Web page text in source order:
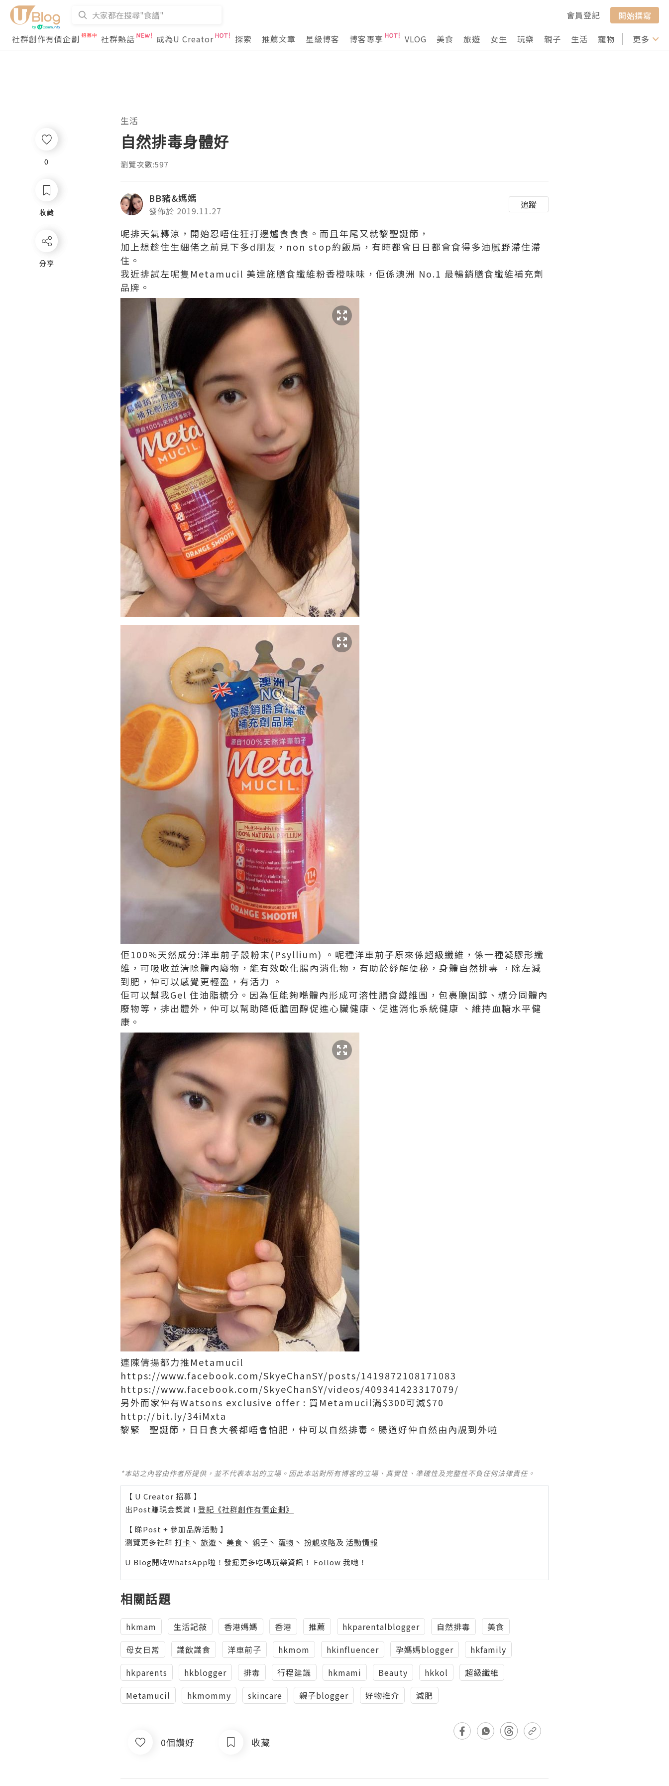
會員登記
開始撰寫
社群創作有價企劃
社群熱話 成為U Creator 探索 推薦文章 星級博客 博客專享 VLOG 美食 旅遊 女生 玩樂 親子 生活 寵物 行山 打卡
更多
0
收藏
分享
生活
自然排毒身體好
瀏覽次數:597
BB豬&媽媽
發佈於 2019.11.27
追蹤
呢排天氣轉涼，開始忍唔住狂打邊爐食食食。而且年尾又就黎聖誕節，
加上想趁住生細佬之前見下多d朋友，non stop約飯局，有時都會日日都會食得多油膩野滯住滯
住。
我近排試左呢隻Metamucil 美達施膳食纖維粉香橙味味，佢係澳洲 No.1 最暢銷膳食纖維補充劑
品牌。
佢100%天然成分:洋車前子殼粉末(Psyllium) 。呢種洋車前子原來係超級纖維，係一種凝膠形纖
維，可吸收並清除體內廢物，能有效軟化腸內消化物，有助於紓解便秘，身體自然排毒 ，除左減
到肥，仲可以感覺更輕盈，有活力 。
佢可以幫我Gel 住油脂糖分。因為佢能夠喺體內形成可溶性膳食纖維團，包裹膽固醇、糖分同體內
廢物等，排出體外，仲可以幫助降低膽固醇促進心臟健康、促進消化系統健康 、維持血糖水平健
康。
連陳倩揚都力推Metamucil
https://www.facebook.com/SkyeChanSY/posts/1419872108171083
https://www.facebook.com/SkyeChanSY/videos/409341423317079/
另外而家仲有Watsons exclusive offer : 買Metamucil滿$300可減$70
http://bit.ly/34iMxta
黎緊 聖誕節，日日食大餐都唔會怕肥，仲可以自然排毒。腸道好仲自然由內靚到外啦
*本站之內容由作者所提供，並不代表本站的立場。因此本站對所有博客的立場、真實性、準確性及完整性不負任何法律責任。
【 U Creator 招募 】
出Post賺現金獎賞 l 登記《社群創作有價企劃》
【 睇Post + 參加品牌活動 】
瀏覽更多社群 打卡 丶 旅遊 丶 美食 丶 親子 丶 寵物 丶 扮靚攻略及 活動情報
U Blog開咗WhatsApp啦！發掘更多吃喝玩樂資訊！ Follow 我哋 ！
相關話題
hkmam 生活記敍 香港媽媽 香港 推薦 hkparentalblogger 自然排毒
美食
母女日常
識飲識食 洋車前子 hkmom hkinfluencer 孕媽媽blogger
hkfamily
hkparents
hkblogger 排毒 行程建議 hkmami Beauty hkkol
超級纖維
Metamucil
hkmommy skincare 親子blogger 好物推介 減肥
0個讚好 收藏
0
收藏
分享